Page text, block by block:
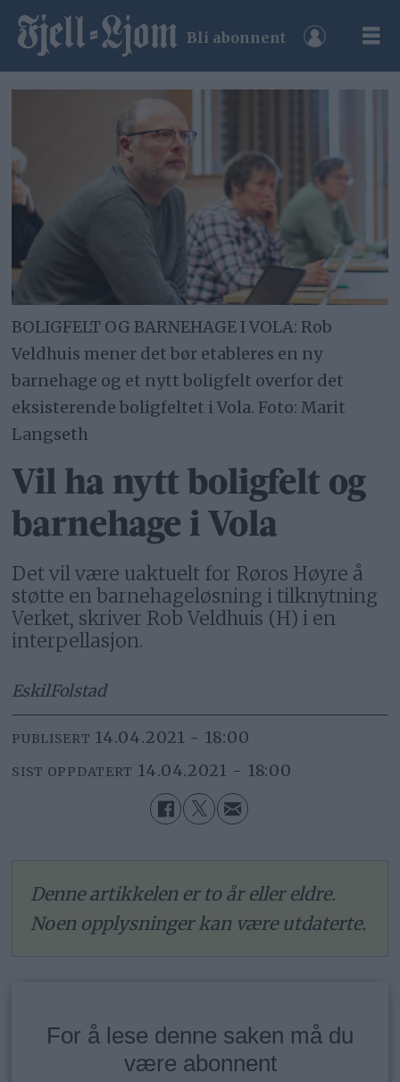
Bli abonnent
BOLIGFELT OG BARNEHAGE I VOLA: Rob
Veldhuis mener det bør etableres en ny
barnehage og et nytt boligfelt overfor det
eksisterende boligfeltet i Vola. Foto: Marit
Langseth
Vil ha nytt boligfelt og
barnehage i Vola
Det vil være uaktuelt for Røros Høyre å
støtte en barnehageløsning i tilknytning
Verket, skriver Rob Veldhuis (H) i en
interpellasjon.
EskilFolstad
PUBLISERT 14.04.2021 - 18:00
SIST OPPDATERT 14.04.2021 - 18:00
Denne artikkelen er to år eller eldre.
Noen opplysninger kan være utdaterte.
For å lese denne saken må du
være abonnent